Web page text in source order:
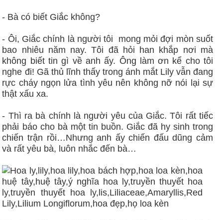
- Bà có biết Giắc không?
- Ôi, Giắc chính là người tôi mong mỏi đợi mòn suốt
bao nhiêu năm nay. Tôi đã hỏi han khắp nơi mà
không biết tin gì về anh ấy. Ông làm ơn kể cho tôi
nghe đi! Gã thủ lĩnh thấy trong ánh mắt Lily vẫn đang
rực cháy ngọn lửa tình yêu nên không nỡ nói lại sự
thật xấu xa.
- Thì ra bà chính là người yêu của Giắc. Tôi rất tiếc
phải báo cho bà một tin buồn. Giắc đã hy sinh trong
chiến trận rồi…Nhưng anh ấy chiến đấu dũng cảm
và rất yêu bà, luôn nhắc đến bà…